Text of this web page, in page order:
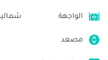
الواجهة
مصعد